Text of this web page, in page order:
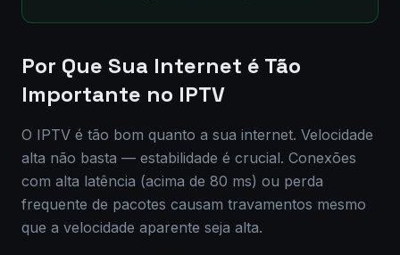
Por Que Sua Internet é Tão
Importante no IPTV
O IPTV é tão bom quanto a sua internet. Velocidade
alta não basta — estabilidade é crucial. Conexões
com alta latência (acima de 80 ms) ou perda
frequente de pacotes causam travamentos mesmo
que a velocidade aparente seja alta.